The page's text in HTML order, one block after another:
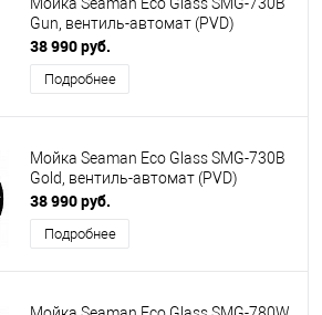
Мойка Seaman Eco Glass SMG-730B
Gun, вентиль-автомат (PVD)
38 990 руб.
Подробнее
Мойка Seaman Eco Glass SMG-730B
Gold, вентиль-автомат (PVD)
38 990 руб.
Подробнее